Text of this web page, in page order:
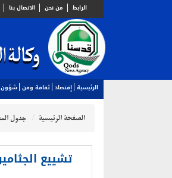
الرابط من نحن الاتصال بنا
الرئيسية إقتصاد ثقافة وفن شؤون
الصفحة الرئيسية جدول
تشييع